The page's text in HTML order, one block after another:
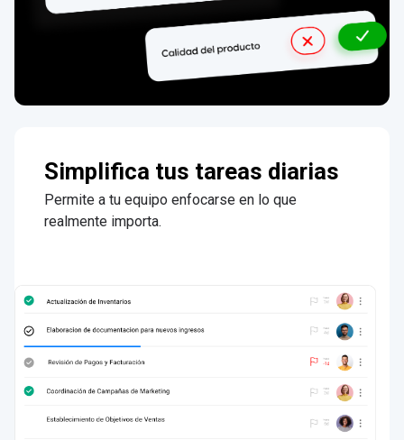
Simplifica tus tareas diarias
Permite a tu equipo enfocarse en lo que
realmente importa.